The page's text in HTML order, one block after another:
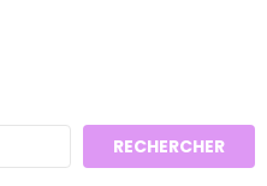
RECHERCHER